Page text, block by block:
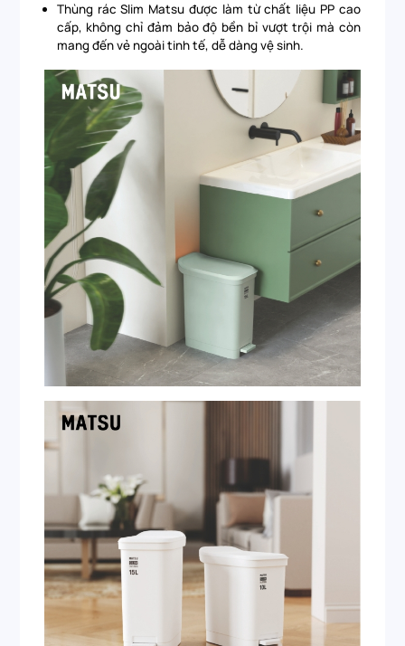
Thùng rác Slim Matsu được làm từ chất liệu PP cao
cấp, không chỉ đảm bảo độ bền bỉ vượt trội mà còn
mang đến vẻ ngoài tinh tế, dễ dàng vệ sinh.